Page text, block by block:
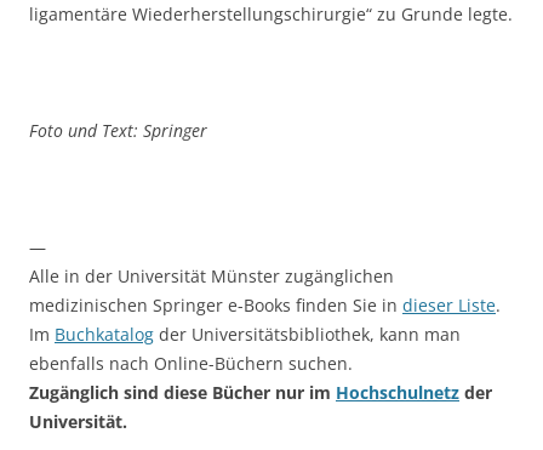
ligamentäre Wiederherstellungschirurgie“ zu Grunde legte.
Foto und Text: Springer
—
Alle in der Universität Münster zugänglichen
medizinischen Springer e-Books finden Sie in dieser Liste.
Im Buchkatalog der Universitätsbibliothek, kann man
ebenfalls nach Online-Büchern suchen.
Zugänglich sind diese Bücher nur im Hochschulnetz der
Universität.